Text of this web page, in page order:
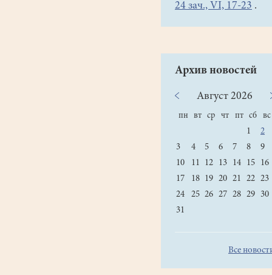
24 зач., VI, 17-23 .
Архив новостей
Август 2026
пн вт ср чт пт сб вс
1
2
3
4 5 6 7 8
9
10
11 12 13 14 15
16
17
18 19 20 21 22 23
24
25 26 27 28 29
30
31
Все